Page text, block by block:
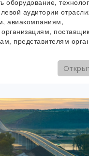
оборудование,
аудитории отрасли:
авиакомпаниям,
представителям